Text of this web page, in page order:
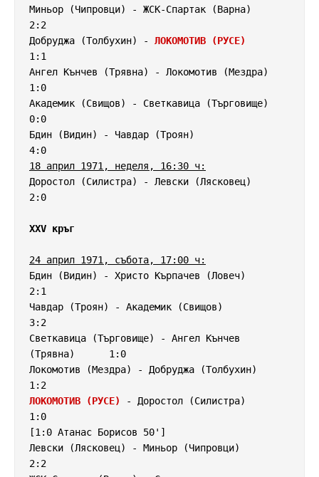
Миньор (Чипровци) - ЖСК-Спартак (Варна)
2:2
Добруджа (Толбухин) - ЛОКОМОТИВ (РУСЕ)
1:1
Ангел Кънчев (Трявна) - Локомотив (Мездра)
1:0
Академик (Свищов) - Светкавица (Търговище)
0:0
Бдин (Видин) - Чавдар (Троян)
18 април 1971, неделя, 16:30 ч:
Доростол (Силистра) - Левски (Лясковец)
2:0
XXV кръг
24 април 1971, събота, 17:00 ч:
Бдин (Видин) - Христо Кърпачев (Ловеч)
2:1
Чавдар (Троян) - Академик (Свищов)
3:2
Светкавица (Търговище) - Ангел Кънчев
(Трявна)      1:0
Локомотив (Мездра) - Добруджа (Толбухин)
ЛОКОМОТИВ (РУСЕ)
- Доростол (Силистра)
1:0
[1:0 Атанас Борисов 50']
Левски (Лясковец) - Миньор (Чипровци)
2:2